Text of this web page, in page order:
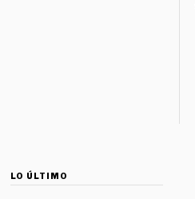
LO ÚLTIMO